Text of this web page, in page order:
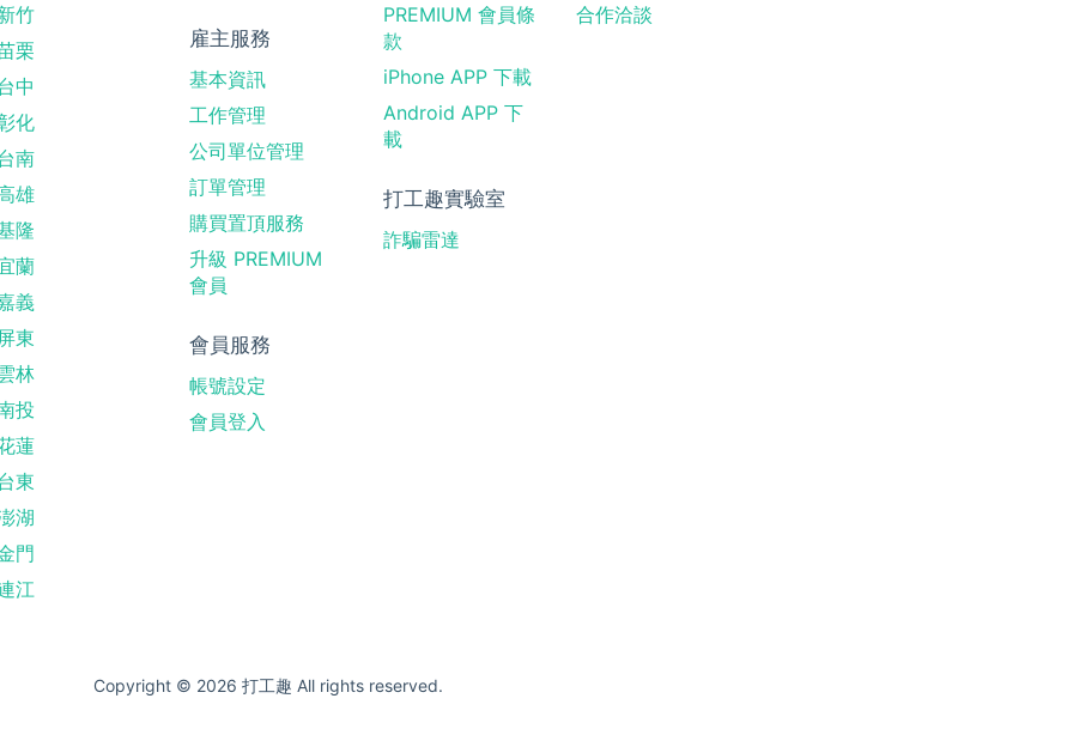
竹
栗
中
化
南
雄
隆
蘭
義
東
林
投
蓮
東
湖
門
江
雇主服務
基本資訊
工作管理
公司單位管理
訂單管理
購買置頂服務
升級 PREMIUM
會員
會員服務
帳號設定
會員登入
PREMIUM 會員條
款
iPhone APP 下載
Android APP 下
載
打工趣實驗室
詐騙雷達
合作洽談
Copyright © 2026 打工趣 All rights reserved.